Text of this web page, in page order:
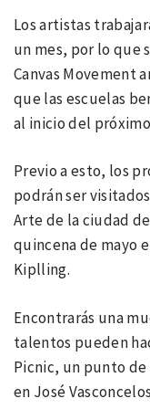
Los artistas
un mes, por lo que
Canvas Movement
que las escuelas
al inicio del
Previo a esto, los
podrán ser
Arte de la ciudad
quincena de mayo
Kiplling.
Encontrarás una
talentos pueden
Picnic, un punto
en José